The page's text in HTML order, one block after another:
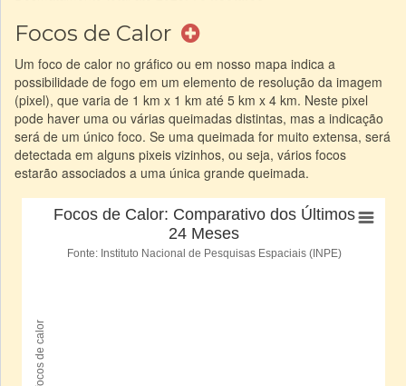
Focos de Calor
Um foco de calor no gráfico ou em nosso mapa indica a
possibilidade de fogo em um elemento de resolução da imagem
(pixel), que varia de 1 km x 1 km até 5 km x 4 km. Neste pixel
pode haver uma ou várias queimadas distintas, mas a indicação
será de um único foco. Se uma queimada for muito extensa, será
detectada em alguns pixeis vizinhos, ou seja, vários focos
estarão associados a uma única grande queimada.